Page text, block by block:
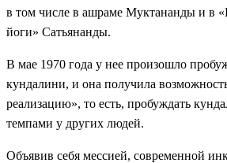
в том числе в ашраме Муктананды и в
йоги» Сатьянанды.
В мае 1970 года у нее произошло
кундалини, и она получила
реализацию», то есть, пробуждать
темпами у других людей.
Объявив себя мессией, современной